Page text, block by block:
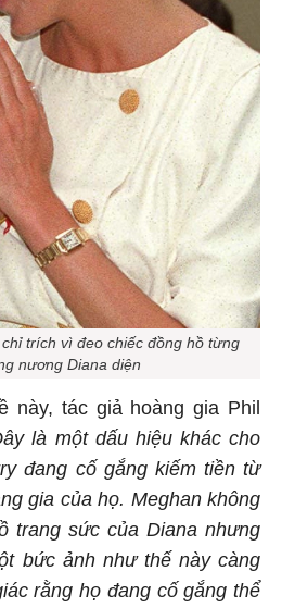
trích vì đeo chiếc đồng hồ từng
nương Diana diện
này, tác giả hoàng gia Phil
là một dấu hiệu khác cho
đang cố gắng kiếm tiền từ
gia của họ. Meghan không
trang sức của Diana nhưng
bức ảnh như thế này càng
rằng họ đang cố gắng thể